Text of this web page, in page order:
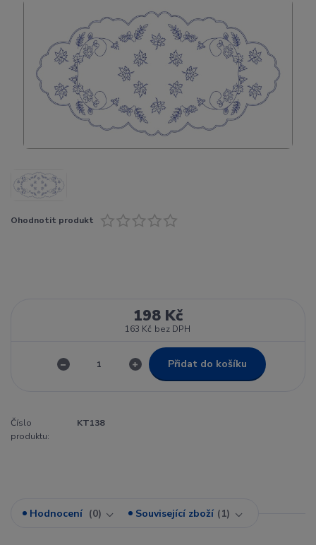
Ohodnotit produkt
198 Kč
163 Kč bez DPH
Přidat do košíku
Číslo
produktu:
KT138
Hodnocení 0 Související zboží 1